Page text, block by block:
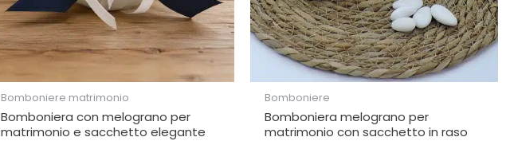
Bomboniere matrimonio
Bomboniera con melograno per
matrimonio e sacchetto elegante
pagina
del
prodotto
Bomboniere
Bomboniera melograno per
matrimonio con sacchetto in raso
pagina
del
prodotto